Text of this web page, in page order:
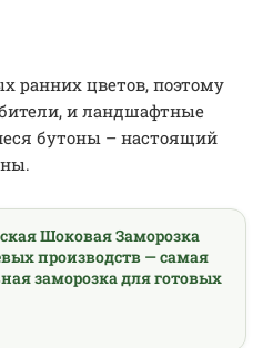
ранних цветов, поэтому
и ландшафтные
бутоны – настоящий
Шоковая Заморозка
производств — самая
заморозка для готовых